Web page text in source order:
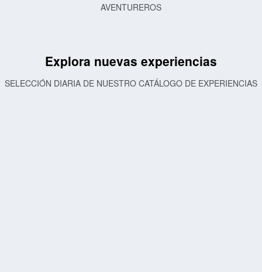
AVENTUREROS
Explora nuevas experiencias
SELECCIÓN DIARIA DE NUESTRO CATÁLOGO DE EXPERIENCIAS